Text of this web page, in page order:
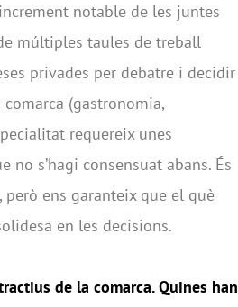
notable de les juntes
múltiples taules de treball
privades per debatre i decidir
(gastronomia,
requereix unes
s’hagi consensuat abans. És
ens garanteix que el què
en les decisions.
de la comarca. Quines han